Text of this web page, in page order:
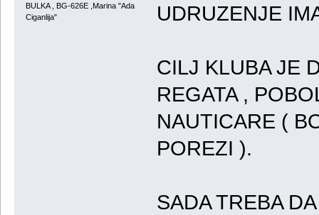
BULKA , BG-626E ,Marina "Ada
Ciganlija"
UDRUZENJE
CILJ KLUBA JE
REGATA ,
NAUTICARE (
POREZI ).
SADA TREBA